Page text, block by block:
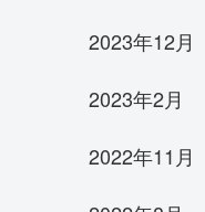
2023年12月
2023年2月
2022年11月